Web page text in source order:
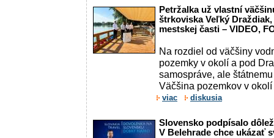
Petržalka už vlastní
štrkoviska Veľký
mestskej časti – VIDEO,
Na rozdiel od väčšiny
pozemky v okolí a pod
samospráve, ale
Väčšina pozemkov v
viac diskusia
Slovensko podpísalo
V Belehrade chce ukázať